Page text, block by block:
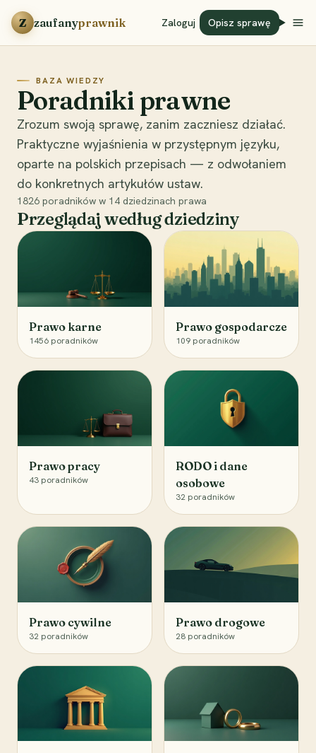
Przejdź do treści
Z zaufanyprawnik Zaloguj Opisz sprawę
BAZA WIEDZY
Poradniki prawne
Zrozum swoją sprawę, zanim zaczniesz działać.
Praktyczne wyjaśnienia w przystępnym języku,
oparte na polskich przepisach — z odwołaniem
do konkretnych artykułów ustaw.
1826 poradników w 14 dziedzinach prawa
Przeglądaj według dziedziny
Prawo karne
1456 poradników
Prawo gospodarcze
109 poradników
Prawo pracy
43 poradników
RODO i dane
osobowe
32 poradników
Prawo cywilne
32 poradników
Prawo drogowe
28 poradników